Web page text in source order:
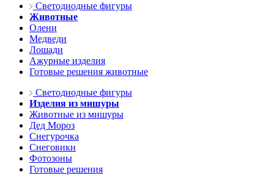
Светодиодные фигуры
Животные
Олени
Медведи
Лошади
Ажурные изделия
Готовые решения животные
Светодиодные фигуры
Изделия из мишуры
Животные из мишуры
Дед Мороз
Снегурочка
Снеговики
Фотозоны
Готовые решения